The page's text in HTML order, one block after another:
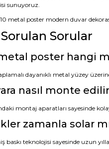
sunuyoruz.
Sorulan Sorular
poster hangi
dayanıklı metal yüzey
nasıl monte
montaj aparatları sayesinde
zamanla solar
baskı teknolojisi sayesinde uzun